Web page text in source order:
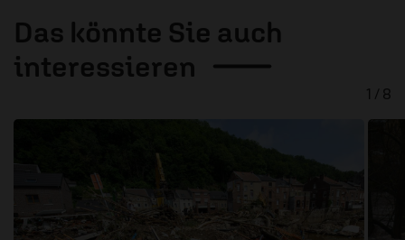
Das könnte Sie auch
interessieren
1 / 8